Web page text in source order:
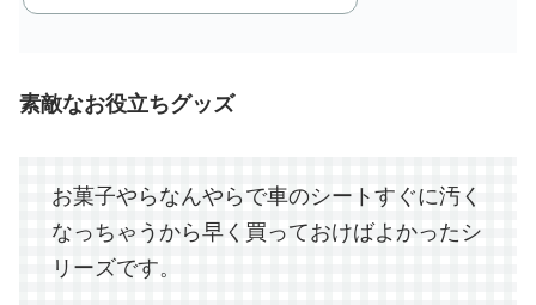
素敵なお役立ちグッズ
お菓子やらなんやらで車のシートすぐに汚く
なっちゃうから早く買っておけばよかったシ
リーズです。